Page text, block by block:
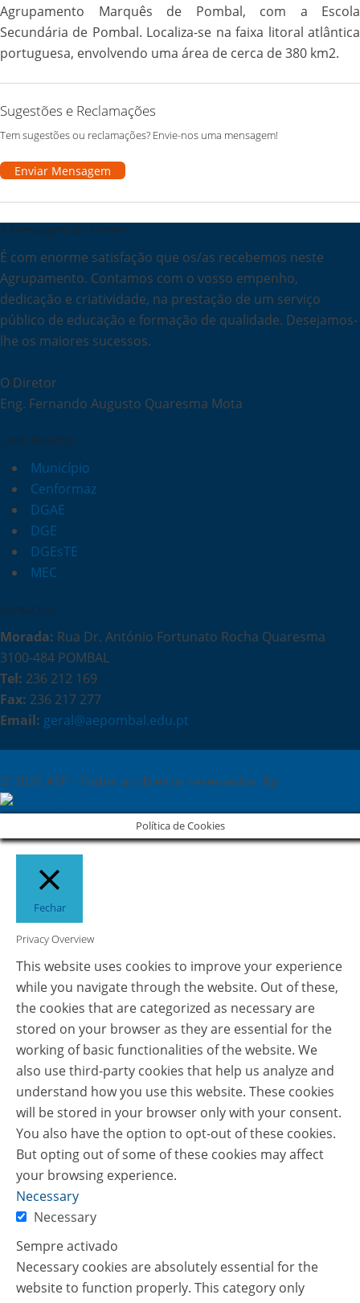
Agrupamento Marquês de Pombal, com a Escola
Secundária de Pombal. Localiza-se na faixa litoral atlântica
portuguesa, envolvendo uma área de cerca de 380 km2.
Sugestões e Reclamações
Tem sugestões ou reclamações? Envie-nos uma mensagem!
Enviar Mensagem
A Mensagem do Diretor
É com enorme satisfação que os/as recebemos neste
Agrupamento. Contamos com o vosso empenho,
dedicação e criatividade, na prestação de um serviço
público de educação e formação de qualidade. Desejamos-
lhe os maiores sucessos.
O Diretor
Eng. Fernando Augusto Quaresma Mota
Links Rápidos
Município
Cenformaz
DGAE
DGE
DGEsTE
MEC
Contactos
Morada: Rua Dr. António Fortunato Rocha Quaresma
3100-484 POMBAL
Tel: 236 212 169
Fax: 236 217 277
Email: geral@aepombal.edu.pt
© 2025 AEP - Todos os direitos reservados. By:
Política de Cookies
Fechar
Privacy Overview
This website uses cookies to improve your experience
while you navigate through the website. Out of these,
the cookies that are categorized as necessary are
stored on your browser as they are essential for the
working of basic functionalities of the website. We
also use third-party cookies that help us analyze and
understand how you use this website. These cookies
will be stored in your browser only with your consent.
You also have the option to opt-out of these cookies.
But opting out of some of these cookies may affect
your browsing experience.
Necessary
Necessary
Sempre activado
Necessary cookies are absolutely essential for the
website to function properly. This category only